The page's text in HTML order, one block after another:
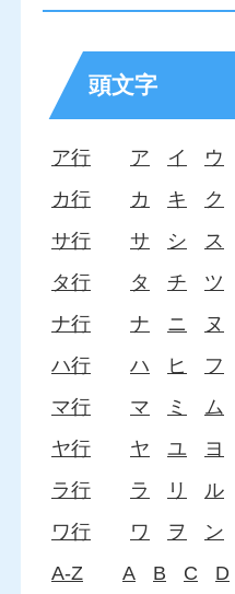
頭文字
ア行 ア イ ウ
カ行
カ キ ク
サ行
サ シ ス
タ行
タ チ ツ
ナ行
ナ ニ ヌ
ハ行
ハ ヒ フ
マ行
マ ミ ム
ヤ行
ヤ ユ
ヨ
ラ行
ラ リ ル
ワ行
ワ ヲ
ン
A-Z
A B C D